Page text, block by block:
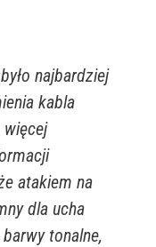
najbardziej
kabla
więcej
atakiem na
dla ucha
tonalne,